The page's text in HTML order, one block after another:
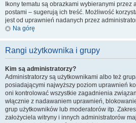
Ikony tematu są obrazkami wybieranymi przez
postami – sugerują ich treść. Możliwość
jest od uprawnień nadanych przez
Na górę
Rangi użytkownika i grupy
Kim są administratorzy?
Administratorzy są użytkownikami albo też
posiadającymi najwyższy poziom uprawnień
oni kontrolować wszystkie zagadnienia
włącznie z nadawaniem uprawnień,
grup użytkowników lub moderatorów itp.
założyciela witryny i innych administratorów